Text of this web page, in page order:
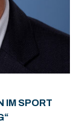
IM SPORT